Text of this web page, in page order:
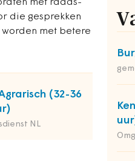
met raads-
die gesprekken
met betere
(32-36
NL